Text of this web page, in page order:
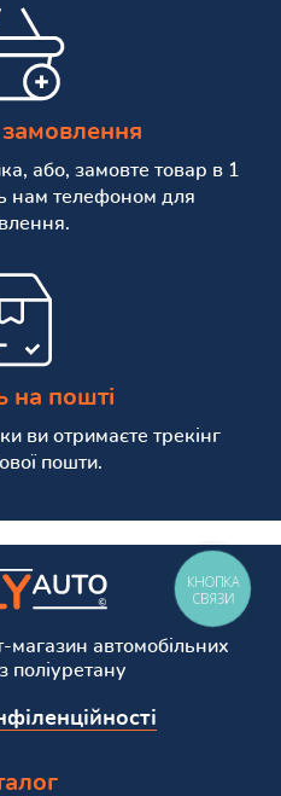
або, замовте товар в 1
нам телефоном для
на пошті
ви отримаєте трекінг
пошти.
автомобільних
поліуретану
КНОПКА
СВЯЗИ